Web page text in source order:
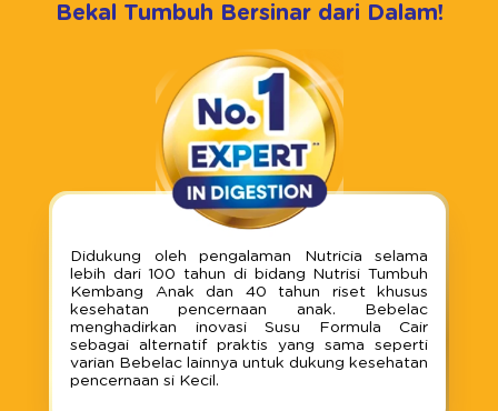
Bekal Tumbuh Bersinar dari Dalam!
Didukung oleh pengalaman Nutricia selama
lebih dari 100 tahun di bidang Nutrisi Tumbuh
Kembang Anak dan 40 tahun riset khusus
kesehatan pencernaan anak. Bebelac
menghadirkan inovasi Susu Formula Cair
sebagai alternatif praktis yang sama seperti
varian Bebelac lainnya untuk dukung kesehatan
pencernaan si Kecil.